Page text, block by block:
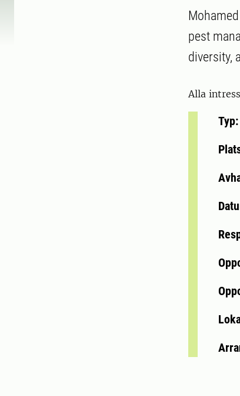
pest
diversity,
Alla
Typ: